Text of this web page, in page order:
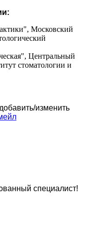
Московский
Центральный
стоматологии и
изменить
специалист!